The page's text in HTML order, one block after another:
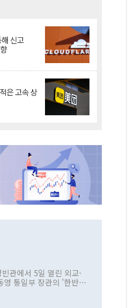
신고
은 고속 상
관에서 5일 열린 외교·
영 통일부 장관의 '한반도
책으로 추진하겠다고 공